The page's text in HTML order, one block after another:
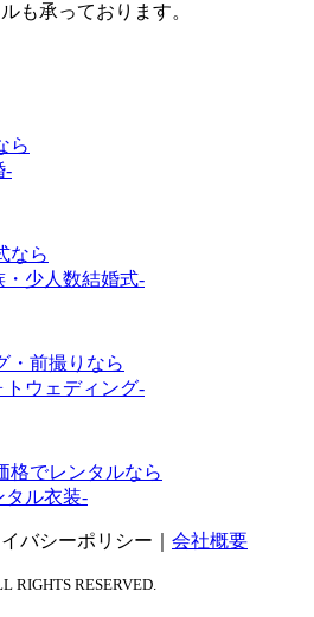
も承っております。
ら
-
なら
・少人数結婚式-
・前撮りなら
トウェディング-
格でレンタルなら
タル衣装-
バシーポリシー 会社概要
RIGHTS RESERVED.